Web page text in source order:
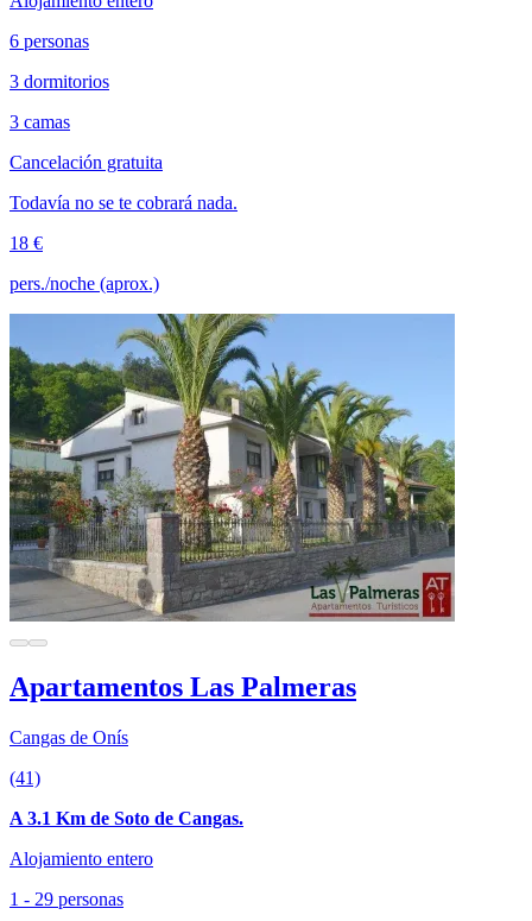
6 personas
3 dormitorios
3 camas
Cancelación gratuita
Todavía no se te cobrará nada.
18 €
pers./noche (aprox.)
Apartamentos Las Palmeras
Cangas de Onís
(41)
A 3.1 Km de Soto de Cangas.
Alojamiento entero
1 - 29 personas